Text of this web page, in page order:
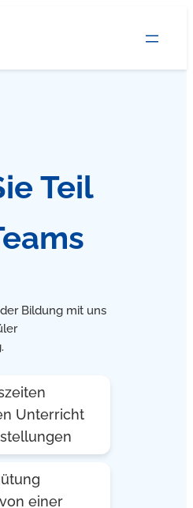
Teil
Bildung mit uns
Unterricht
einer